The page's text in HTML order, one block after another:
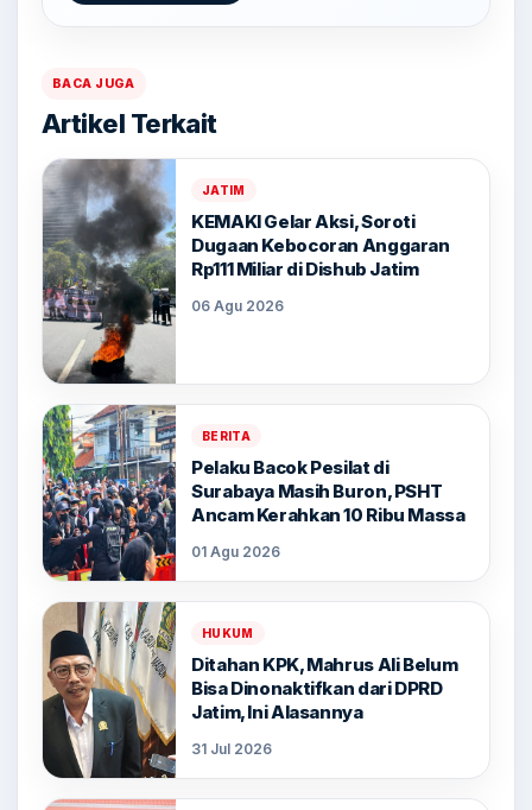
BACA JUGA
Artikel Terkait
JATIM
KEMAKI Gelar Aksi, Soroti
Dugaan Kebocoran Anggaran
Rp111 Miliar di Dishub Jatim
06 Agu 2026
BERITA
Pelaku Bacok Pesilat di
Surabaya Masih Buron, PSHT
Ancam Kerahkan 10 Ribu Massa
01 Agu 2026
HUKUM
Ditahan KPK, Mahrus Ali Belum
Bisa Dinonaktifkan dari DPRD
Jatim, Ini Alasannya
31 Jul 2026